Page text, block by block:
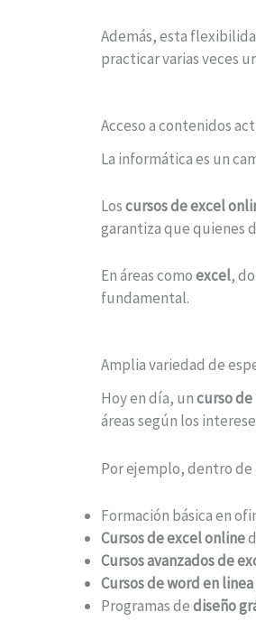
Además, esta
practicar varias veces
Acceso a contenidos
La informática es un
Loscursos de excel
garantiza que quienes
En áreas comoexcel,
fundamental.
Amplia variedad de
Hoy en día, uncurso
áreas según los
Por ejemplo, dentro de
Formación básica en
Cursos de excel online
Cursos avanzados de
Cursos de word en linea
Programas dediseño